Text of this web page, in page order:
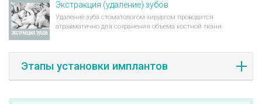
Экстракция (удаление) зубов
Удаление зуба стоматологом-хирургом проводится
атравматично для сохранения объема костной ткани
Этапы установки имплантов